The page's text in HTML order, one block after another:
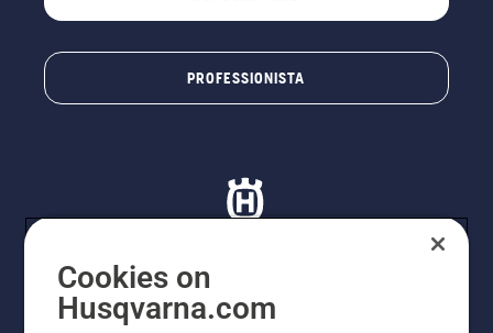
PROFESSIONISTA
© Husqvarna AB (publ). Tutti i diritti riservati. I prezzi
Cookies on
Husqvarna.com